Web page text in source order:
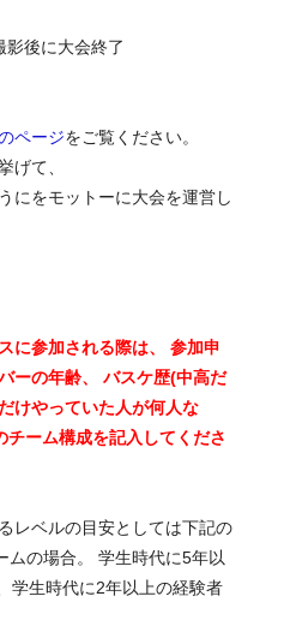
影後に大会終了
ページをご覧ください。
げて、
にをモットーに大会を運営し
に参加される際は、 参加申
ーの年齢、 バスケ歴(中高だ
けやっていた人が何人な
チーム構成を記入してくださ
レベルの目安としては下記の
の場合。 学生時代に5年以
学生時代に2年以上の経験者